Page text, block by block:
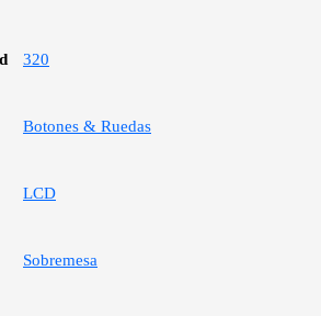
320
Botones & Ruedas
LCD
Sobremesa